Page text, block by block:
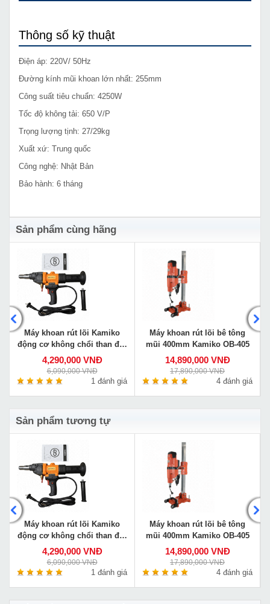
Thông số kỹ thuật
Điện áp: 220V/ 50Hz
Đường kính mũi khoan lớn nhất: 255mm
Công suất tiêu chuẩn: 4250W
Tốc độ không tải: 650 V/P
Trọng lượng tịnh: 27/29kg
Xuất xứ: Trung quốc
Công nghệ: Nhật Bản
Bảo hành: 6 tháng
Sản phẩm cùng hãng
Máy khoan rút lõi Kamiko
động cơ không chổi than đời
mới BLMW1-178
4,290,000 VNĐ
6,090,000 VNĐ
1 đánh giá
Máy khoan rút lõi bê tông
mũi 400mm Kamiko OB-405
14,890,000 VNĐ
17,890,000 VNĐ
4 đánh giá
Sản phẩm tương tự
Máy khoan rút lõi Kamiko
động cơ không chổi than đời
mới BLMW1-178
4,290,000 VNĐ
6,090,000 VNĐ
1 đánh giá
Máy khoan rút lõi bê tông
mũi 400mm Kamiko OB-405
14,890,000 VNĐ
17,890,000 VNĐ
4 đánh giá